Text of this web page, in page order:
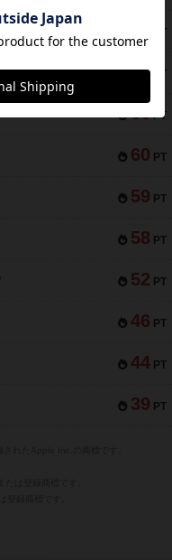
PT
73 PT
66 PT
60 PT
59 PT
58 PT
52 PT
46 PT
44 PT
39 PT